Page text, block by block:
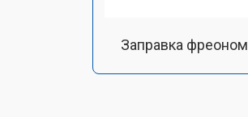
Заправка фреоном